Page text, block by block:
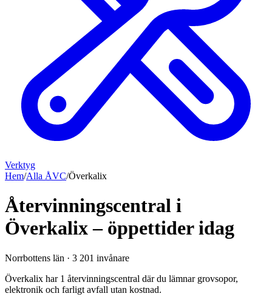
Verktyg
Hem/Alla ÅVC/Överkalix
Återvinningscentral i
Överkalix – öppettider idag
Norrbottens län · 3 201 invånare
Överkalix har 1 återvinningscentral där du lämnar grovsopor,
elektronik och farligt avfall utan kostnad.